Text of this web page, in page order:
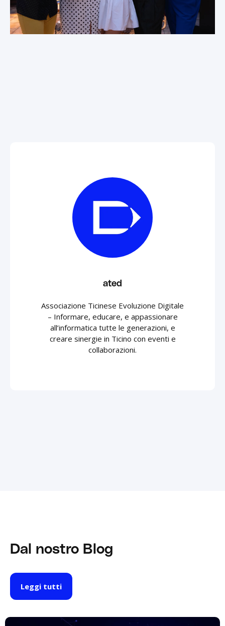
ated
Associazione Ticinese Evoluzione Digitale
– Informare, educare, e appassionare
all’informatica tutte le generazioni, e
creare sinergie in Ticino con eventi e
collaborazioni.
Dal nostro Blog
Leggi tutti